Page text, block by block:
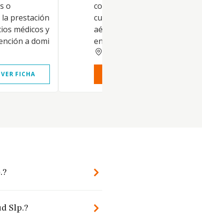
o
prestación
médicos y
a domi
VER FICHA
con vehículos ambulancias o
cualquier otro tipo
aéreo o marítimo, propios
entidad o en régimen de
Slp.?